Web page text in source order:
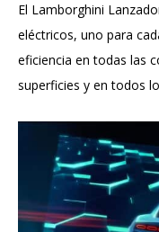
El Lamborghini
eléctricos, uno para
eficiencia en todas las
superficies y en todos